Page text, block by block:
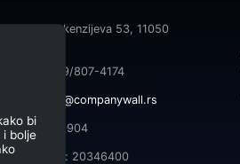
Adresa: Makenzijeva 53, 11050
Telefon: 069/807-4174
info@companywall.rs
PIB: 105340904
Matični broj: 20346400
bi
bolje